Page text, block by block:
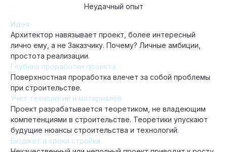
Неудачный опыт
Идея
Архитектор навязывает проект, более интересный
лично ему, а не Заказчику. Почему? Личные амбиции,
простота реализации.
Глубина проработки проекта
Поверхностная проработка влечет за собой проблемы
при строительстве.
Учет технологий и материалов
Проект разрабатывается теоретиком, не владеющим
компетенциями в строительстве. Теоретики упускают
будущие нюансы строительства и технологий.
Бюджет и сроки стройки